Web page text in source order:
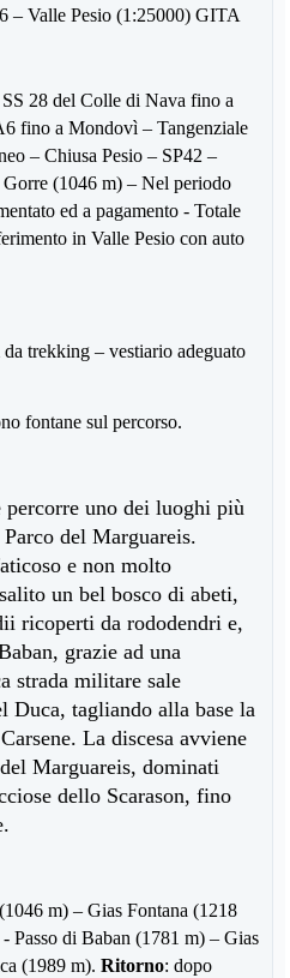
– Valle Pesio (1:25000) GITA
28 del Colle di Nava fino a
fino a Mondovì – Tangenziale
– Chiusa Pesio – SP42 –
(1046 m) – Nel periodo
ed a pagamento - Totale
in Valle Pesio con auto
da trekking – vestiario adeguato
fontane sul percorso.
uno dei luoghi più
del Marguareis.
e non molto
un bel bosco di abeti,
ricoperti da rododendri e,
grazie ad una
strada militare sale
Duca, tagliando alla base la
La discesa avviene
Marguareis, dominati
dello Scarason, fino
m) – Gias Fontana (1218
Passo di Baban (1781 m) – Gias
(1989 m).Ritorno: dopo